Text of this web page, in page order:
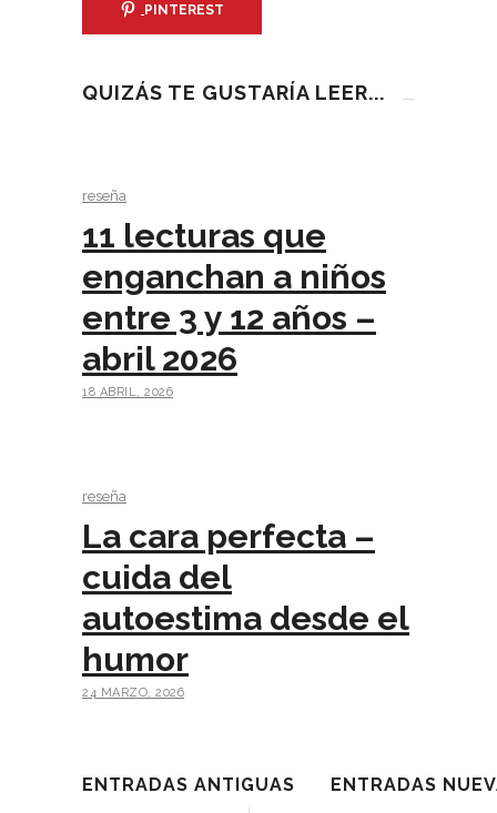
PINTEREST
QUIZÁS TE GUSTARÍA LEER...
reseña
11 lecturas que
enganchan a niños
entre 3 y 12 años –
abril 2026
18 ABRIL, 2026
reseña
La cara perfecta –
cuida del
autoestima desde el
humor
24 MARZO, 2026
ENTRADAS ANTIGUAS ENTRADAS